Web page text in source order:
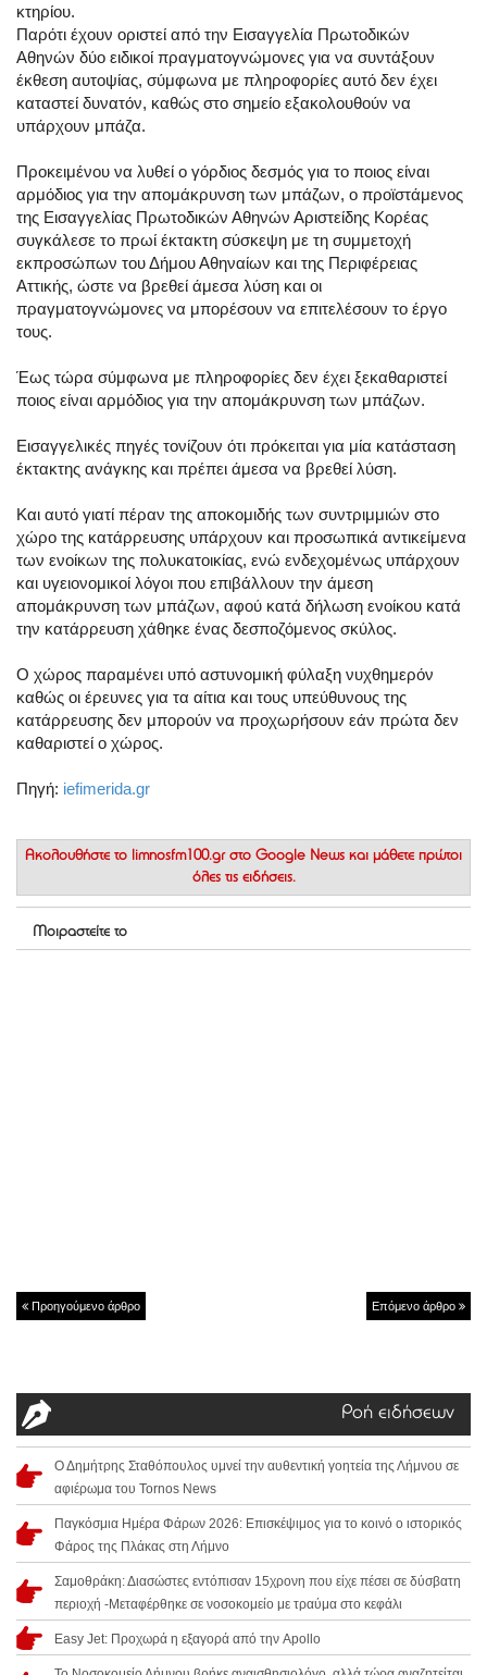
κτηρίου.
Παρότι έχουν οριστεί από την Εισαγγελία Πρωτοδικών
Αθηνών δύο ειδικοί πραγματογνώμονες για να συντάξουν
έκθεση αυτοψίας, σύμφωνα με πληροφορίες αυτό δεν έχει
καταστεί δυνατόν, καθώς στο σημείο εξακολουθούν να
υπάρχουν μπάζα.
Προκειμένου να λυθεί ο γόρδιος δεσμός για το ποιος είναι
αρμόδιος για την απομάκρυνση των μπάζων, ο προϊστάμενος
της Εισαγγελίας Πρωτοδικών Αθηνών Αριστείδης Κορέας
συγκάλεσε το πρωί έκτακτη σύσκεψη με τη συμμετοχή
εκπροσώπων του Δήμου Αθηναίων και της Περιφέρειας
Αττικής, ώστε να βρεθεί άμεσα λύση και οι
πραγματογνώμονες να μπορέσουν να επιτελέσουν το έργο
τους.
Έως τώρα σύμφωνα με πληροφορίες δεν έχει ξεκαθαριστεί
ποιος είναι αρμόδιος για την απομάκρυνση των μπάζων.
Εισαγγελικές πηγές τονίζουν ότι πρόκειται για μία κατάσταση
έκτακτης ανάγκης και πρέπει άμεσα να βρεθεί λύση.
Και αυτό γιατί πέραν της αποκομιδής των συντριμμιών στο
χώρο της κατάρρευσης υπάρχουν και προσωπικά αντικείμενα
των ενοίκων της πολυκατοικίας, ενώ ενδεχομένως υπάρχουν
και υγειονομικοί λόγοι που επιβάλλουν την άμεση
απομάκρυνση των μπάζων, αφού κατά δήλωση ενοίκου κατά
την κατάρρευση χάθηκε ένας δεσποζόμενος σκύλος.
Ο χώρος παραμένει υπό αστυνομική φύλαξη νυχθημερόν
καθώς οι έρευνες για τα αίτια και τους υπεύθυνους της
κατάρρευσης δεν μπορούν να προχωρήσουν εάν πρώτα δεν
καθαριστεί ο χώρος.
Πηγή: iefimerida.gr
Ακολουθήστε το limnosfm100.gr στο Google News και μάθετε πρώτοι
όλες τις ειδήσεις.
Μοιραστείτε το
Προηγούμενο άρθρο Επόμενο άρθρο
Ροή ειδήσεων
Ο Δημήτρης Σταθόπουλος υμνεί την αυθεντική γοητεία της Λήμνου σε
αφιέρωμα του Tornos News
Παγκόσμια Ημέρα Φάρων 2026: Επισκέψιμος για το κοινό ο ιστορικός
Φάρος της Πλάκας στη Λήμνο
Σαμοθράκη: Διασώστες εντόπισαν 15χρονη που είχε πέσει σε δύσβατη
περιοχή -Μεταφέρθηκε σε νοσοκομείο με τραύμα στο κεφάλι
Easy Jet: Προχωρά η εξαγορά από την Apollo